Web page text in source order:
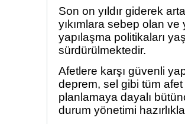
Son on yıldır giderek
yıkımlara sebep olan ve
yapılaşma politikaları
sürdürülmektedir.
Afetlere karşı güvenli
deprem, sel gibi tüm
planlamaya dayalı
durum yönetimi